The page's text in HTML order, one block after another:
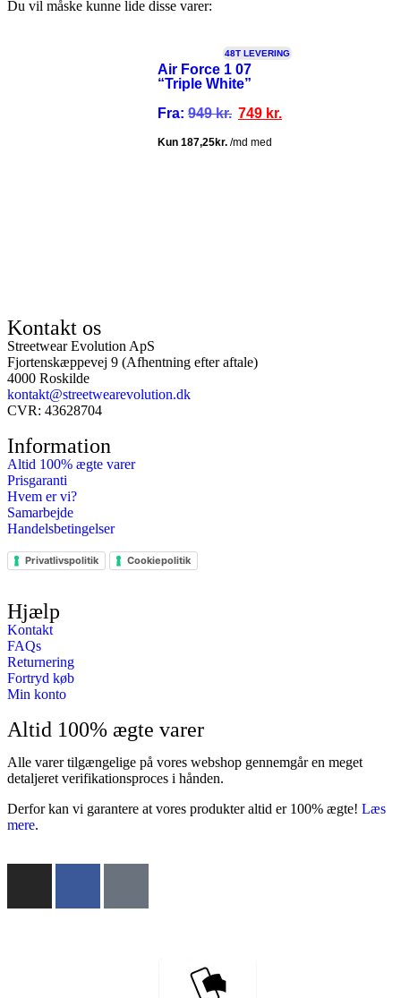
Du vil måske kunne lide disse varer:
48T LEVERING
Air Force 1 07
“Triple White”
Fra: 949kr. 749 kr.
Kontakt os
Streetwear Evolution ApS
Fjortenskæppevej 9 (Afhentning efter aftale)
4000 Roskilde
kontakt@streetwearevolution.dk
CVR: 43628704
Information
Altid 100% ægte varer
Prisgaranti
Hvem er vi?
Samarbejde
Handelsbetingelser
Privatlivspolitik Cookiepolitik
Hjælp
Kontakt
FAQs
Returnering
Fortryd køb
Min konto
Altid 100% ægte varer
Alle varer tilgængelige på vores webshop gennemgår en meget
detaljeret verifikationsproces i hånden.
Derfor kan vi garantere at vores produkter altid er 100% ægte! Læs
mere.